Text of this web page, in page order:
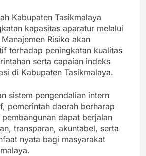
Kabupaten Tasikmalaya
kapasitas aparatur melalui
Risiko akan
terhadap peningkatan kualitas
serta capaian indeks
di Kabupaten Tasikmalaya.
sistem pengendalian intern
pemerintah daerah berharap
dapat berjalan
transparan, akuntabel, serta
nyata bagi masyarakat